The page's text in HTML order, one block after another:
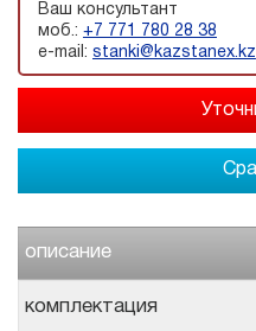
Ваш консультант
моб.: +7 771 780 28 38
e-mail: stanki@kazstanex.kz
описание
комплектация